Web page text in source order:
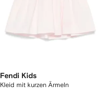
Fendi Kids
Kleid mit kurzen Ärmeln